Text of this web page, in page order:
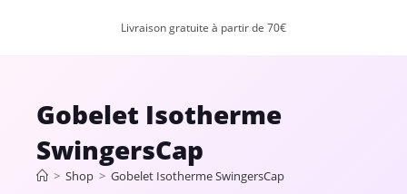
Livraison gratuite à partir de 70€
Gobelet Isotherme
SwingersCap
> Shop > Gobelet Isotherme SwingersCap